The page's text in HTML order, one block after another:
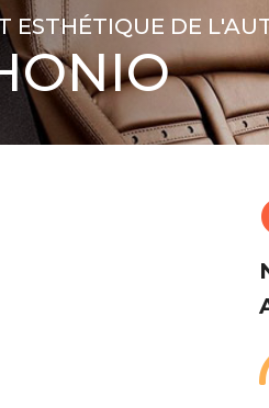
ESTHÉTIQUE DE